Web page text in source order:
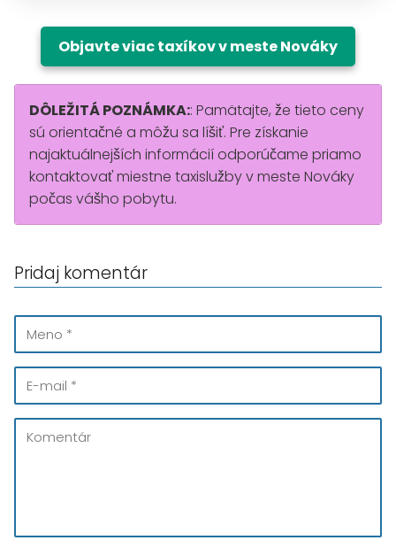
Objavte viac taxíkov v meste Nováky
DÔLEŽITÁ POZNÁMKA:: Pamätajte, že tieto ceny
sú orientačné a môžu sa líšiť. Pre získanie
najaktuálnejších informácií odporúčame priamo
kontaktovať miestne taxislužby v meste Nováky
počas vášho pobytu.
Pridaj komentár